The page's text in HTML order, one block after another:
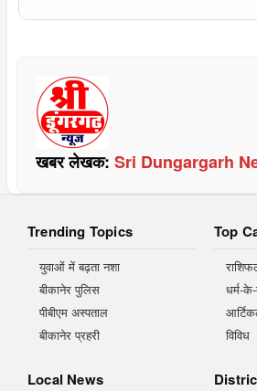
खबर लेखक: Sri Dungargarh
Trending Topics
युवाओं में बढ़ता नशा
बीकानेर पुलिस
पीबीएम अस्पताल
बीकानेर प्रहरी
Top
धर्म-
विविध
Local News